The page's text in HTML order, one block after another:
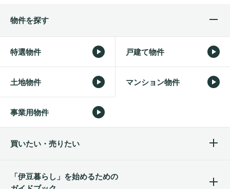
物件を探す
特選物件 戸建て物件
土地物件 マンション物件
事業用物件
買いたい・売りたい
「伊豆暮らし」を始めるための